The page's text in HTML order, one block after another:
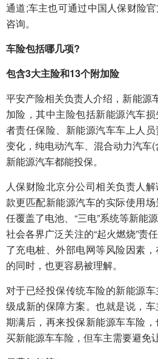
通道;车主也可通过中国人保财险
咨询。
车险包括哪几项?
包含3大主险和13个附加险
平安产险相关负责人介绍，新能源
加险，其中主险包括新能源汽车
者责任保险、新能源汽车车上人
变化，纯电动汽车、混合动力汽车
新能源汽车都能投保。
人保财险北京分公司相关负责人
款更匹配新能源汽车的实际使用
任覆盖了电池、“三电”系统等新能
社会各界广泛关注的“起火燃烧”责
了充电桩、外部电网等风险因素
的同时，也更容易被理解。
对于已经投保传统车险的新能源
级成新的保障方案。也就是说，
期满后，再来投保新能源车车险
买新能源车车险，但车主需要避免让